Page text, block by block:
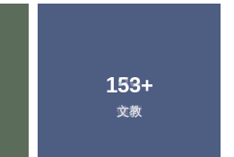
153+
文教
139+
健康